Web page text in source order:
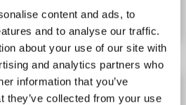
content and ads, to
and to analyse our traffic.
about your use of our site with
and analytics partners who
information that you’ve
they’ve collected from your use
Détails
1-330) (Strep Tag)